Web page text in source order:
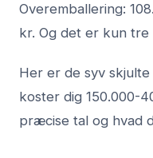
Overemballering:
kr. Og det er kun tre
Her er de syv
koster dig 150.000-
præcise tal og hvad